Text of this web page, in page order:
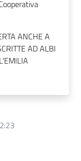
ANCHE A
AD ALBI